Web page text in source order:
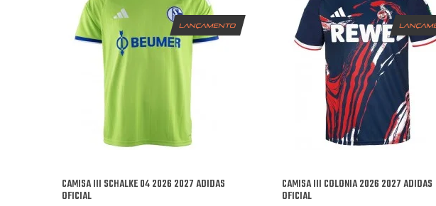
CAMISA III SCHALKE 04 2026 2027 ADIDAS
OFICIAL
lançamento
CAMISA III COLONIA 2026 2027 ADIDAS
OFICIAL